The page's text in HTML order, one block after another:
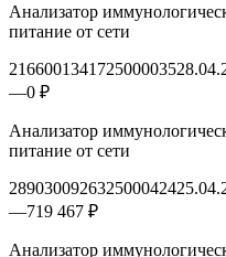
Анализатор
питание от сети
2166001341725000035
—0 ₽
Анализатор
питание от сети
2890300926325000424
—719 467 ₽
Анализатор